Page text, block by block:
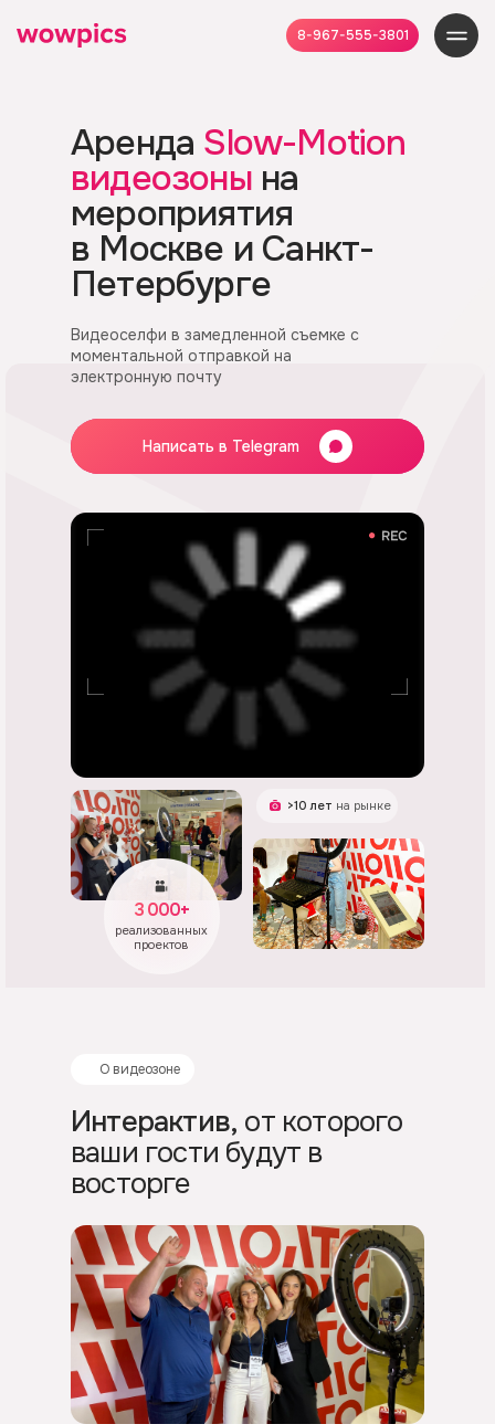
8-967-555-3801
Видеоселфи в замедленной съемке с
моментальной отправкой на
электронную почту
Аренда Slow-Motion
видеозоны на
мероприятия
в Москве и Санкт-
Петербурге
реализованных
проектов
3 000+
>10 лет на рынке
Написать в Telegram
Интерактив, от которого
ваши гости будут в
восторге
О видеозоне